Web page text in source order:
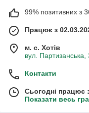
99% позитивних з
Працює з
м. с. Хотів
вул. Партизанська,
Контакти
Сьогодні працює
Показати весь